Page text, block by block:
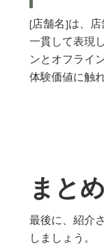
[店舗名]は、店
一貫して表現
ンとオフライ
体験価値に触
まとめ
最後に、紹介
しましょう。